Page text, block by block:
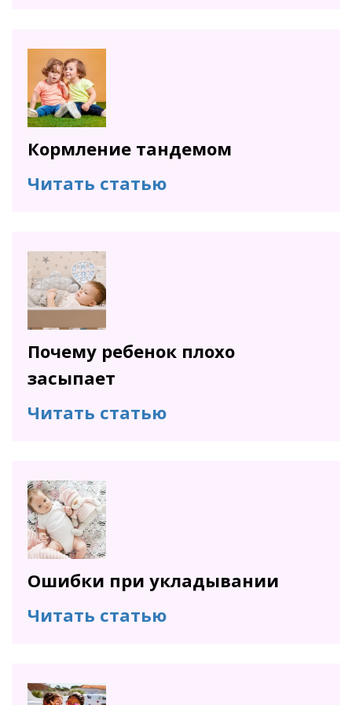
Кормление тандемом
Читать статью
Почему ребенок плохо
засыпает
Читать статью
Ошибки при укладывании
Читать статью